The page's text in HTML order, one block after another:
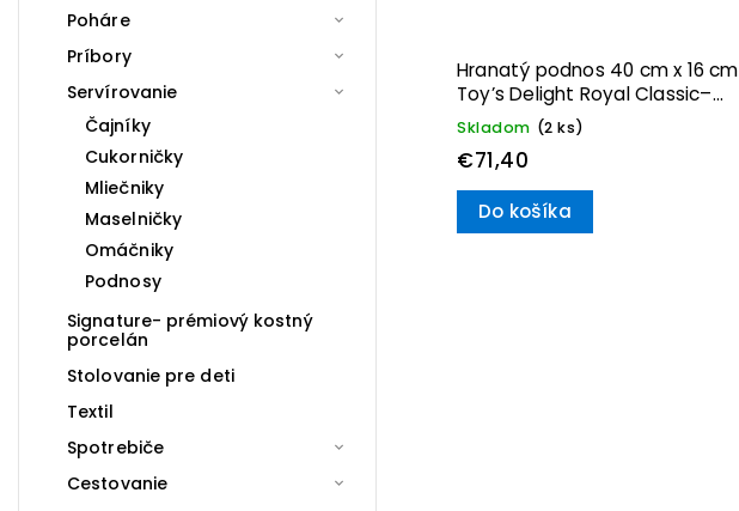
Poháre
Príbory
Servírovanie
Čajníky
Cukorničky
Mliečniky
Maselničky
Omáčniky
Podnosy
Signature- prémiový kostný
porcelán
Stolovanie pre deti
Textil
Spotrebiče
Cestovanie
Hranatý podnos 40 cm x 16 cm
Toy’s Delight Royal Classic–
Villeroy & Boch
Skladom (2 ks)
€71,40
Do košíka